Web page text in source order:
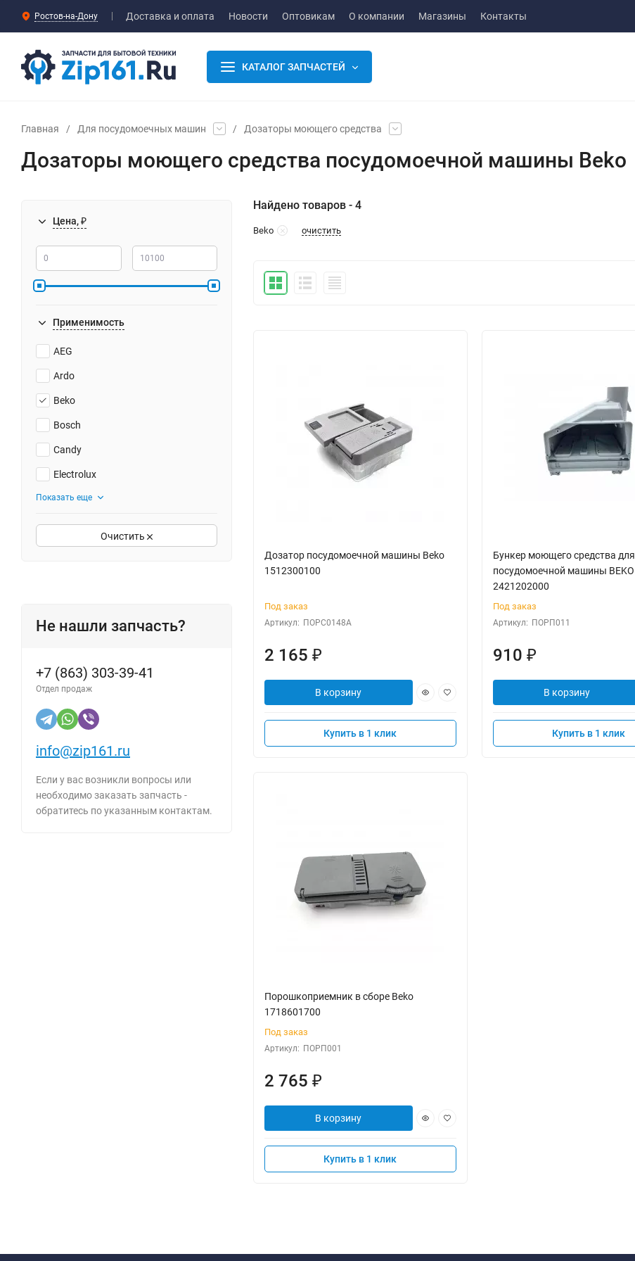
Ростов-на-Дону Доставка и оплата Новости Оптовикам О компании Магазины Контакты
КАТАЛОГ ЗАПЧАСТЕЙ
Главная / Для посудомоечных машин / Дозаторы моющего средства
Дозаторы моющего средства посудомоечной машины Beko
Цена, ₽
Применимость
AEG
Ardo
Beko
Bosch
Candy
Electrolux
Показать еще
Очистить
Не нашли запчасть?
+7 (863) 303-39-41
Отдел продаж
info@zip161.ru
Если у вас возникли вопросы или
необходимо заказать запчасть -
обратитесь по указанным контактам.
Найдено товаров - 4
Beko очистить
Дозатор посудомоечной машины Beko
1512300100
Под заказ
Артикул: ПОРС0148А
2 165 ₽
В корзину
Купить в 1 клик
Бункер моющего средства для
посудомоечной машины BEKO
2421202000
Под заказ
Артикул: ПОРП011
910 ₽
В корзину
Купить в 1 клик
Порошкоприемник в сборе Beko
1718601700
Под заказ
Артикул: ПОРП001
2 765 ₽
В корзину
Купить в 1 клик